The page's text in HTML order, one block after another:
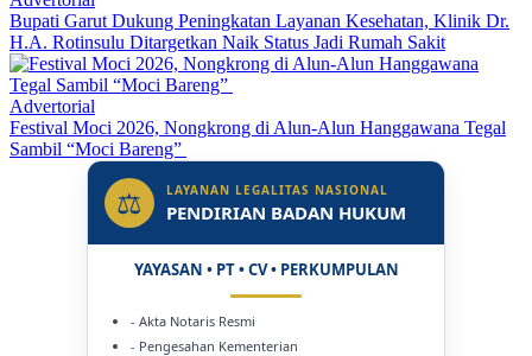
Bupati Garut Dukung Peningkatan Layanan Kesehatan, Klinik Dr.
H.A. Rotinsulu Ditargetkan Naik Status Jadi Rumah Sakit
Advertorial
Festival Moci 2026, Nongkrong di Alun-Alun Hanggawana Tegal
Sambil “Moci Bareng”
⚖ LAYANAN LEGALITAS NASIONAL
PENDIRIAN BADAN HUKUM
YAYASAN • PT • CV • PERKUMPULAN
- Akta Notaris Resmi
- Pengesahan Kementerian